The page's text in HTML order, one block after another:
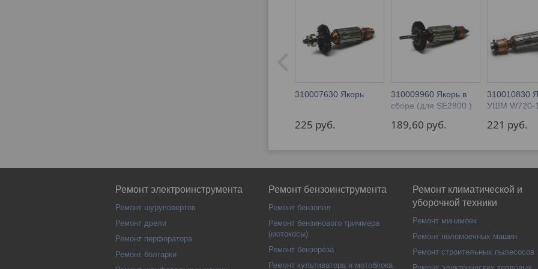
310007630 Якорь
225 руб.
310009960 Якорь в
сборе (для SE2800 )
189,60 руб.
310010830
УШМ W720-
221 руб.
Ремонт электроинструмента
Ремонт шуруповертов
Ремонт дрели
Ремонт перфоратора
Ремонт болгарки
Ремонт бензоинструмента
Ремонт бензопил
Ремонт бензинового триммера
(мотокосы)
Ремонт бензореза
Ремонт культиватора и мотоблока
Ремонт климатической и
уборочной техники
Ремонт минимоек
Ремонт поломоечных машин
Ремонт строительных пылесосов